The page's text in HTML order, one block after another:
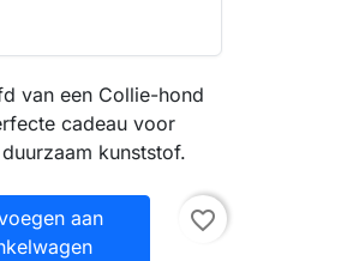
van een Collie-hond
cadeau voor
kunststof.
aan
favorite_border